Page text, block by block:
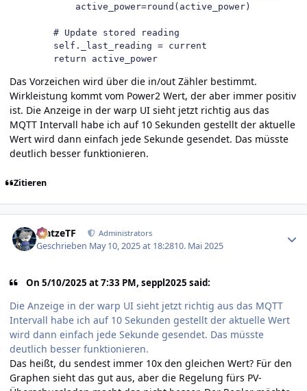
            active_power=round(active_power)
        # Update stored reading
        self._last_reading = current
        return active_power
Das Vorzeichen wird über die in/out Zähler bestimmt.
Wirkleistung kommt vom Power2 Wert, der aber immer positiv
ist. Die Anzeige in der warp UI sieht jetzt richtig aus das
MQTT Intervall habe ich auf 10 Sekunden gestellt der aktuelle
Wert wird dann einfach jede Sekunde gesendet. Das müsste
deutlich besser funktionieren.
Zitieren
MatzeTF Administrators
Geschrieben May 10, 2025 at 18:2810. Mai 2025
On 5/10/2025 at 7:33 PM, seppl2025 said:
Die Anzeige in der warp UI sieht jetzt richtig aus das MQTT
Intervall habe ich auf 10 Sekunden gestellt der aktuelle Wert
wird dann einfach jede Sekunde gesendet. Das müsste
deutlich besser funktionieren.
Das heißt, du sendest immer 10x den gleichen Wert? Für den
Graphen sieht das gut aus, aber die Regelung fürs PV-